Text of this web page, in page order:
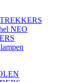
NEO